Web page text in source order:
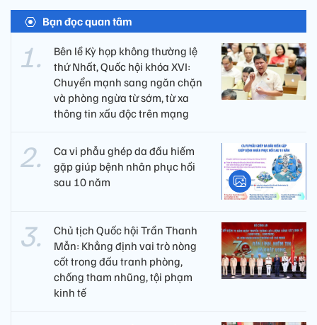
Bạn đọc quan tâm
Bên lề Kỳ họp không thường lệ
thứ Nhất, Quốc hội khóa XVI:
Chuyển mạnh sang ngăn chặn
và phòng ngừa từ sớm, từ xa
thông tin xấu độc trên mạng
Ca vi phẫu ghép da đầu hiếm
gặp giúp bệnh nhân phục hồi
sau 10 năm
Chủ tịch Quốc hội Trần Thanh
Mẫn: Khẳng định vai trò nòng
cốt trong đấu tranh phòng,
chống tham nhũng, tội phạm
kinh tế